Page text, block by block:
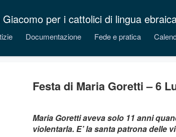
per i cattolici di lingua
Documentazione Fede e pratica
Festa di Maria Goretti – 6
Maria Goretti aveva solo 11 anni
violentarla. E’ la santa patrona delle